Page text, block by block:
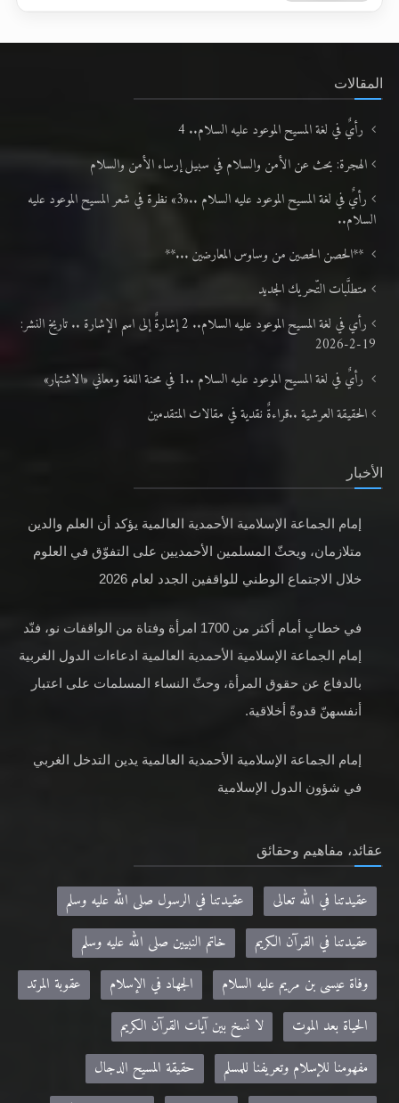
المقالات
رأيٌ في لغة المسيح الموعود عليه السلام.. 4
الهجرة: بحث عن الأمن والسلام في سبيل إرساء الأمن والسلام
رأيٌ في لغة المسيح الموعود عليه السلام ..«3» نظرة في شعر المسيح الموعود عليه
السلام..
**الحصن الحصين من وساوس المعارضين ...**
متطلَّبات التّحريك الجديد
رأي في لغة المسيح الموعود عليه السلام.. 2 إشارةٌ إلى اسم الإشارة .. تاريخ النشر:
19-2-2026
رأيٌ في لغة المسيح الموعود عليه السلام ..1 في محنة اللغة ومعاني «الاشتهار»
الحقيقة العرشية ..قراءةٌ نقدية في مقالات المتقدمين
الأخبار
إمام الجماعة الإسلامية الأحمدية العالمية يؤكد أن العلم والدين
متلازمان، ويحثّ المسلمين الأحمديين على التفوّق في العلوم
خلال الاجتماع الوطني للواقفين الجدد لعام 2026
في خطابٍ أمام أكثر من 1700 امرأة وفتاة من الواقفات نو، فنّد
إمام الجماعة الإسلامية الأحمدية العالمية ادعاءات الدول الغربية
بالدفاع عن حقوق المرأة، وحثّ النساء المسلمات على اعتبار
أنفسهنّ قدوةً أخلاقية.
إمام الجماعة الإسلامية الأحمدية العالمية يدين التدخل الغربي
في شؤون الدول الإسلامية
عقائد، مفاهيم وحقائق
عقيدتنا في الله تعالى
عقيدتنا في الرسول صلى الله عليه وسلم
عقيدتنا في القرآن الكريم
خاتم النبيين صلى الله عليه وسلم
وفاة عيسى بن مريم عليه السلام
الجهاد في الإسلام
عقوبة المرتد
الحياة بعد الموت
لا نسخ بين آيات القرآن الكريم
مفهومنا للإسلام وتعريفنا للمسلم
حقيقة المسيح الدجال